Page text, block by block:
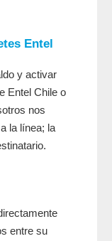
Entel
y activar
Entel Chile o
nos
la línea; la
entre su